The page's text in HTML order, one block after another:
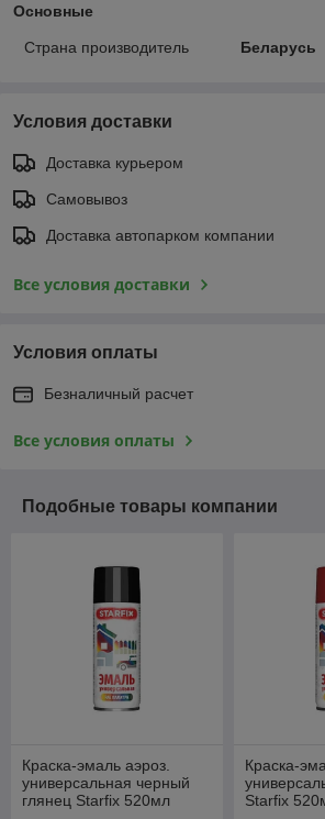
Основные
Страна производитель Беларусь
Условия доставки
Доставка курьером
Самовывоз
Доставка автопарком компании
Все условия доставки
Условия оплаты
Безналичный расчет
Все условия оплаты
Подобные товары компании
Краска-эмаль аэроз.
универсальная черный
глянец Starfix 520мл
Краска-
Starfix